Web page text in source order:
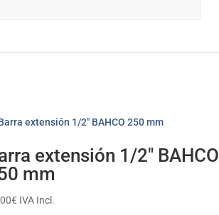
extensión 1/2″ BAHCO
mm
€ IVA Incl.